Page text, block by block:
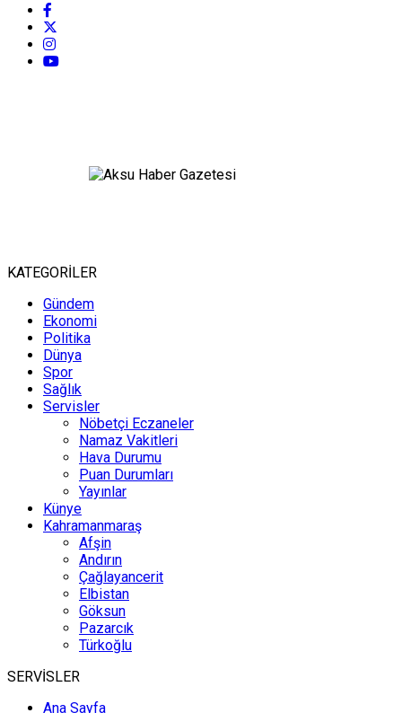
KATEGORİLER
Gündem
Ekonomi
Politika
Dünya
Spor
Sağlık
Servisler
Nöbetçi Eczaneler
Namaz Vakitleri
Hava Durumu
Puan Durumları
Yayınlar
Künye
Kahramanmaraş
Afşin
Andırın
Çağlayancerit
Elbistan
Göksun
Pazarcık
Türkoğlu
SERVİSLER
Ana Sayfa